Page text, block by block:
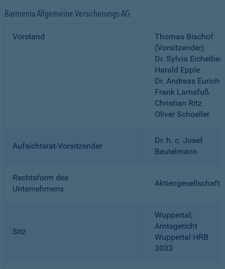
Barmenia Allgemeine Versicherungs-AG
Vorstand
Thomas Bischof
(Vorsitzender)
Dr. Sylvia
Harald Epple
Dr. Andreas Eurich
Frank Lamsfuß
Christian Ritz
Oliver Schoeller
Aufsichtsrat-Vorsitzender
Dr. h. c. Josef
Beutelmann
Rechtsform des
Unternehmens
Aktiengesellschaft
Sitz
Wuppertal;
Amtsgericht
Wuppertal HRB
3033